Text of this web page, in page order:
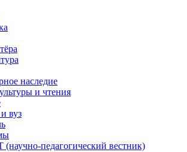
наследие
и чтения
вуз
педагогический вестник)